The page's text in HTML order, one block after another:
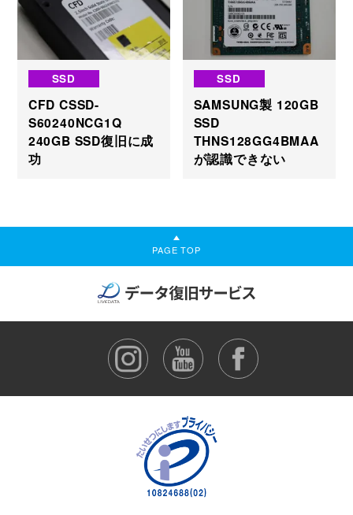
SSD
CFD CSSD-
S60240NCG1Q
240GB SSD復旧に成
功
SSD
SAMSUNG製 120GB
SSD
THNS128GG4BMAA
が認識できない
PAGE TOP